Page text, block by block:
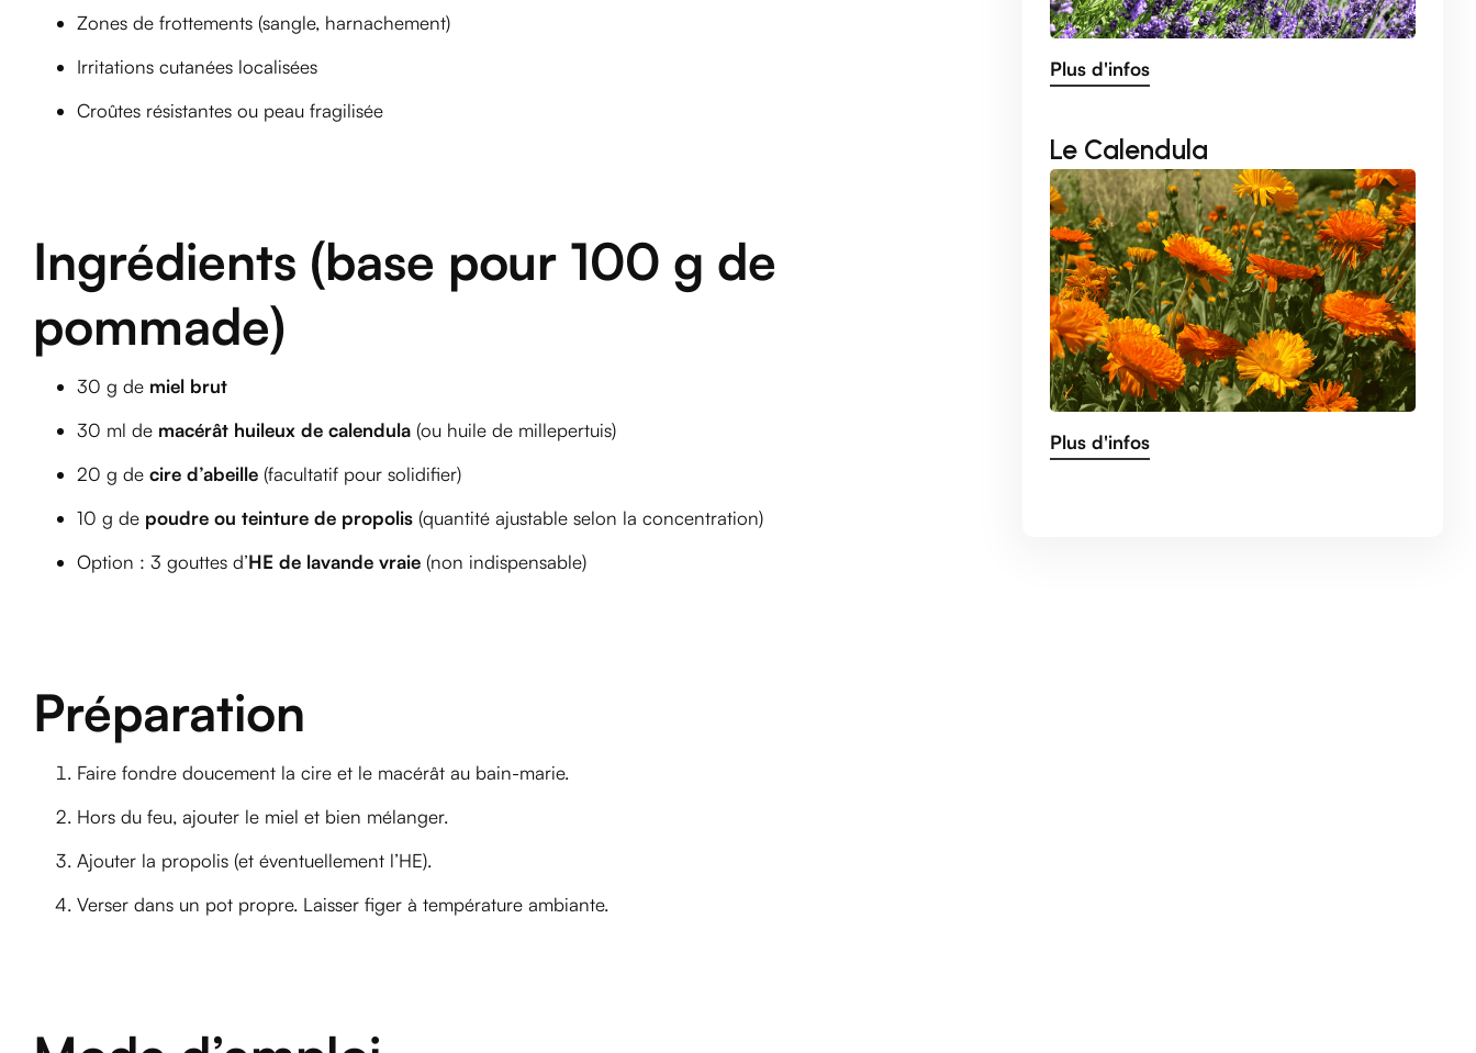
Zones de frottements (sangle, harnachement)
Irritations cutanées localisées
Croûtes résistantes ou peau fragilisée
Ingrédients (base pour 100 g de
pommade)
30 g de miel brut
30 ml de macérât huileux de calendula (ou huile de millepertuis)
20 g de cire d’abeille (facultatif pour solidifier)
10 g de poudre ou teinture de propolis (quantité ajustable selon la concentration)
Option : 3 gouttes d’HE de lavande vraie (non indispensable)
Préparation
Faire fondre doucement la cire et le macérât au bain-marie.
Hors du feu, ajouter le miel et bien mélanger.
Ajouter la propolis (et éventuellement l’HE).
Verser dans un pot propre. Laisser figer à température ambiante.
Plus d'infos
Le Calendula
Plus d'infos